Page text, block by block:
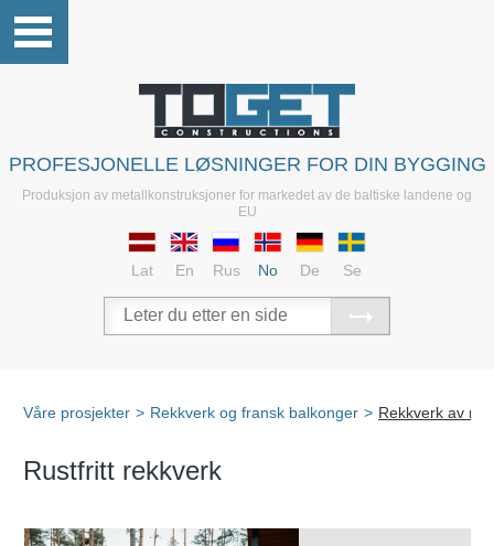
PROFESJONELLE LØSNINGER FOR DIN BYGGING
Produksjon av metallkonstruksjoner for markedet av de baltiske landene og
EU
Lat En Rus No De Se
Våre prosjekter > Rekkverk og fransk balkonger > Rekkverk av
Rustfritt rekkverk